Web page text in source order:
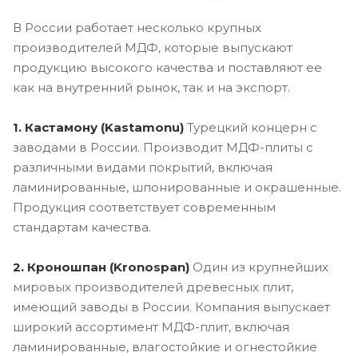
В России работает несколько крупных
производителей МДФ, которые выпускают
продукцию высокого качества и поставляют ее
как на внутренний рынок, так и на экспорт.
1. Кастамону (Kastamonu) Турецкий концерн с
заводами в России. Производит МДФ-плиты с
различными видами покрытий, включая
ламинированные, шпонированные и окрашенные.
Продукция соответствует современным
стандартам качества.
2. Кроношпан (Kronospan) Один из крупнейших
мировых производителей древесных плит,
имеющий заводы в России. Компания выпускает
широкий ассортимент МДФ-плит, включая
ламинированные, влагостойкие и огнестойкие